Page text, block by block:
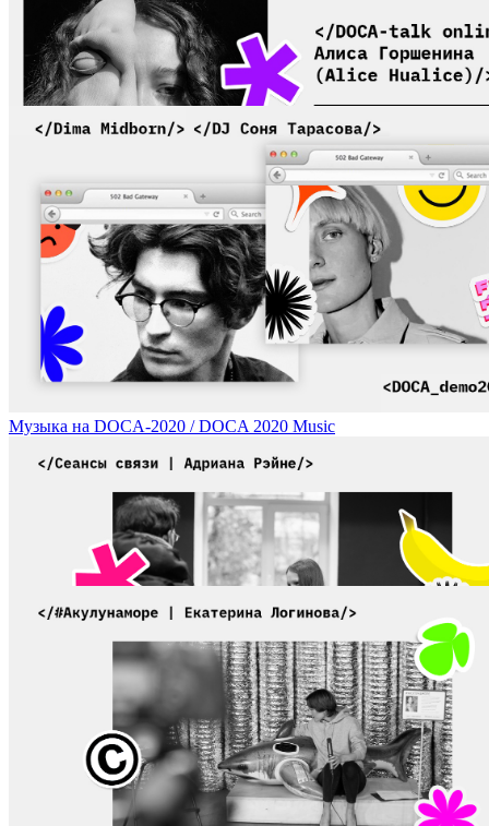
«Русские инародные» традиции в творчестве современной
Музыка на DOCA-2020 / DOCA 2020 Music
«Сеансы связи», перформанс, Адриана Рэйне, Москва /